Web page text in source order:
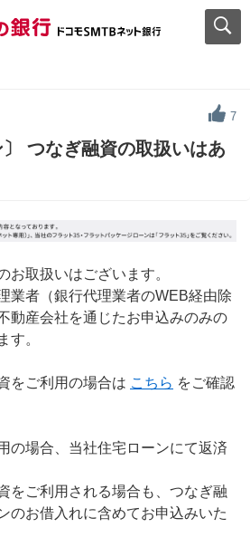
7
〕 つなぎ融資の取扱いはあ
お取扱いはございます。
業者（銀行代理業者のWEB経由除
動産会社を通じたお申込みのみの
す。
をご利用の場合は こちら をご確認
の場合、当社住宅ローンにて返済
をご利用される場合も、つなぎ融
のお借入れに含めてお申込みいた